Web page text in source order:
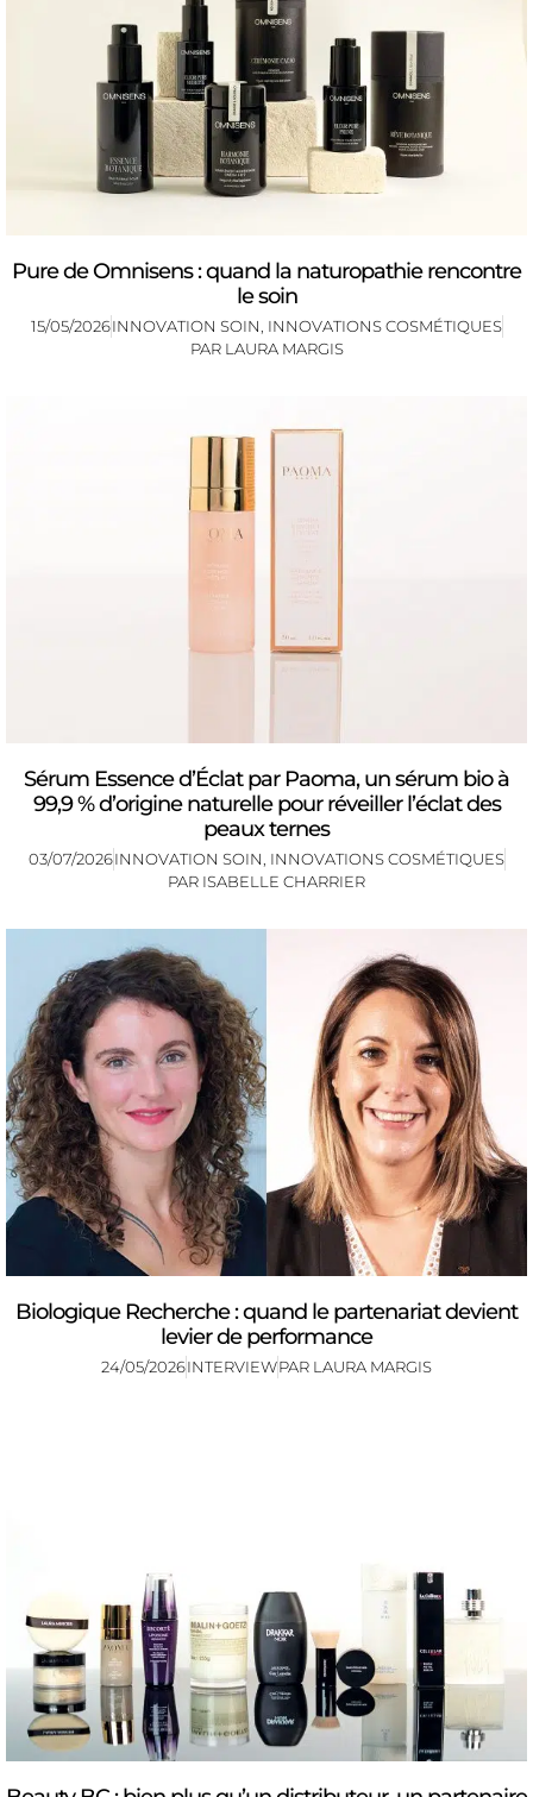
Pure de Omnisens : quand la naturopathie rencontre
le soin
15/05/2026INNOVATION SOIN INNOVATIONS COSMÉTIQUES
PAR LAURA MARGIS
Sérum Essence d’Éclat par Paoma, un sérum bio à
99,9 % d’origine naturelle pour réveiller l’éclat des
peaux ternes
03/07/2026INNOVATION SOIN INNOVATIONS COSMÉTIQUES
PAR ISABELLE CHARRIER
Biologique Recherche : quand le partenariat devient
levier de performance
24/05/2026INTERVIEWPAR LAURA MARGIS